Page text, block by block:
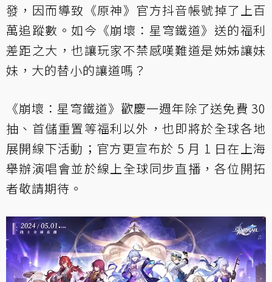
發，因而導致《原神》官方抖音帳號掉了上百
萬追蹤數。如今《崩壞：星穹鐵道》送的福利
差距之大，也讓玩家不禁感嘆難道是姊姊讓妹
妹，大的替小的讓道嗎？
《崩壞：星穹鐵道》歡慶一週年除了送免費 30
抽、首儲重置等福利以外，也即將於全球各地
展開線下活動；官方更宣布於 5 月 1 日在上海
舉辦演唱會並於線上全球同步直播，各位開拓
者敬請期待。